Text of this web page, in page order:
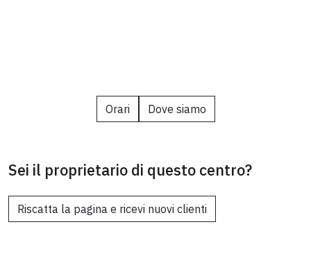
Orari Dove siamo
Sei il proprietario di questo centro?
Riscatta la pagina e ricevi nuovi clienti